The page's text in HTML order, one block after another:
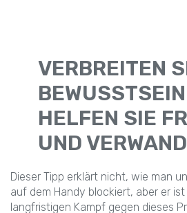
VERBREITEN
HELFEN SIE
UND
Dieser Tipp erklärt nicht, wie man
auf dem Handy blockiert, aber er
langfristigen Kampf gegen dieses